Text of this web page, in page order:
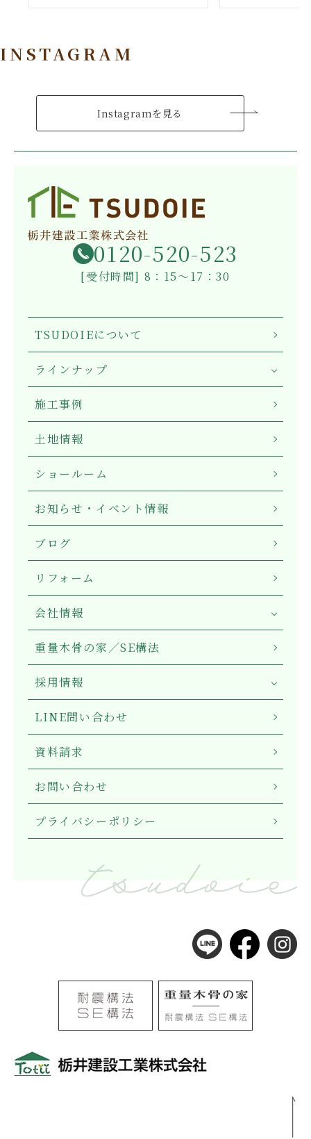
INSTAGRAM
Instagramを見る
0120-520-523
[受付時間] 8：15～17：30
TSUDOIEについて
ラインナップ
施工事例
土地情報
ショールーム
お知らせ・イベント情報
ブログ
リフォーム
会社情報
重量木骨の家／SE構法
採用情報
LINE問い合わせ
資料請求
お問い合わせ
プライバシーポリシー